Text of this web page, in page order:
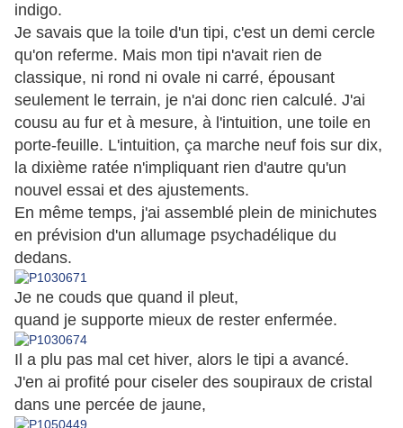
indigo.
Je savais que la toile d'un tipi, c'est un demi cercle
qu'on referme. Mais mon tipi n'avait rien de
classique, ni rond ni ovale ni carré, épousant
seulement le terrain, je n'ai donc rien calculé. J'ai
cousu au fur et à mesure, à l'intuition, une toile en
porte-feuille. L'intuition, ça marche neuf fois sur dix,
la dixième ratée n'impliquant rien d'autre qu'un
nouvel essai et des ajustements.
En même temps, j'ai assemblé plein de minichutes
en prévision d'un allumage psychadélique du
dedans.
Je ne couds que quand il pleut,
quand je supporte mieux de rester enfermée.
Il a plu pas mal cet hiver, alors le tipi a avancé.
J'en ai profité pour ciseler des soupiraux de cristal
dans une percée de jaune,